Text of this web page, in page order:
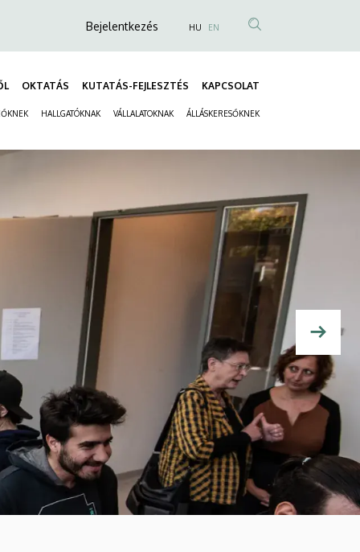
Anonim
Felhasználói
menüje
Bejelentkezés HU EN
OKTATÁS KUTATÁS-FEJLESZTÉS KAPCSOLAT
navigáció
HALLGATÓKNAK VÁLLALATOKNAK ÁLLÁSKERESŐKNEK